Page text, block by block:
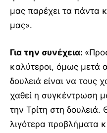
μας παρέχει τα πάντα
μας».
Για την συνέχεια:
καλύτεροι, όμως μετά
δουλειά είναι να τους
χαθεί η συγκέντρωση
την Τρίτη στη
λιγότερα προβλήματα